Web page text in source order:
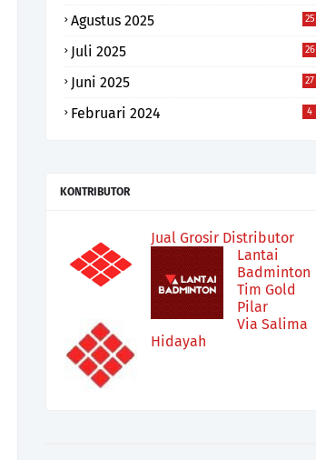
Agustus 2025 25
Juli 2025 26
Juni 2025 27
Februari 2024 4
KONTRIBUTOR
Jual Grosir Distributor
Lantai
Badminton
Tim Gold
Pilar
Via Salima
Hidayah